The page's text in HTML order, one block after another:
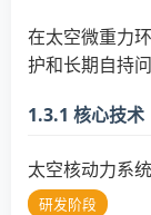
在太空微重力
护和长期自持问
1.3.1 核心技术
太空核动力系统
研发阶段